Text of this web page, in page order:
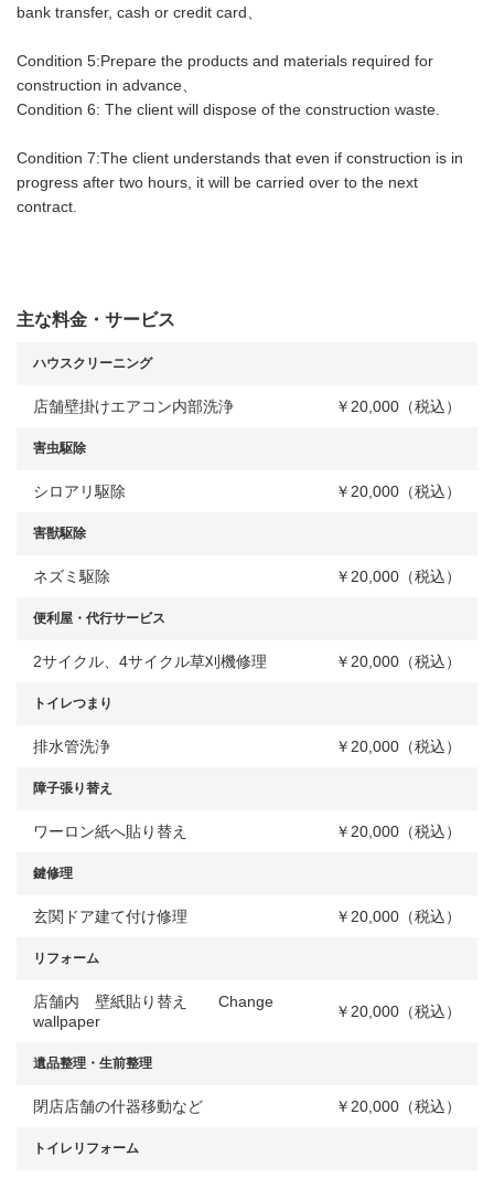
bank transfer, cash or credit card、
Condition 5:Prepare the products and materials required for
construction in advance、
Condition 6: The client will dispose of the construction waste.
Condition 7:The client understands that even if construction is in
progress after two hours, it will be carried over to the next
contract.
主な料金・サービス
ハウスクリーニング
店舗壁掛けエアコン内部洗浄 ￥20,000（税込）
害虫駆除
シロアリ駆除 ￥20,000（税込）
害獣駆除
ネズミ駆除 ￥20,000（税込）
便利屋・代行サービス
2サイクル、4サイクル草刈機修理 ￥20,000（税込）
トイレつまり
排水管洗浄 ￥20,000（税込）
障子張り替え
ワーロン紙へ貼り替え ￥20,000（税込）
鍵修理
玄関ドア建て付け修理 ￥20,000（税込）
リフォーム
店舗内 壁紙貼り替え Change
wallpaper
￥20,000（税込）
遺品整理・生前整理
閉店店舗の什器移動など ￥20,000（税込）
トイレリフォーム